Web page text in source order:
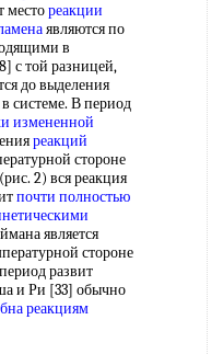
местореакции
являются по
в
с той разницей,
до выделения
системе. В период
измененной
реакций
стороне
2) вся реакция
почти полностью
является
стороне
развит
и Ри [33] обычно
реакциям